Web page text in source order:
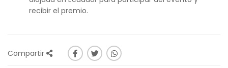
recibir el premio.
Compartir